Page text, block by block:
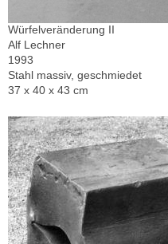
Würfelveränderung II
Alf Lechner
1993
Stahl massiv, geschmiedet
37 x 40 x 43 cm